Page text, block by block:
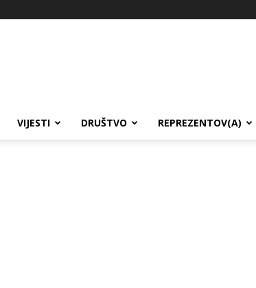
VIJESTI DRUŠTVO REPREZENTOV(A)